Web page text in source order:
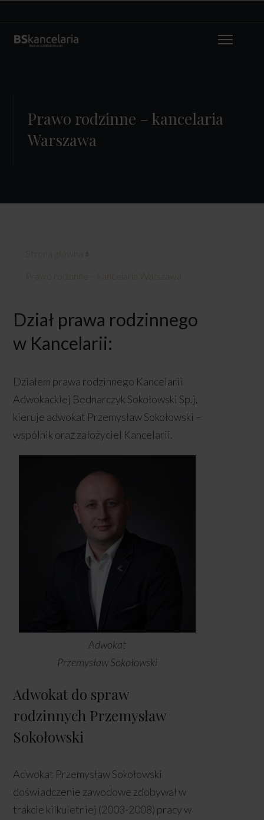
Prawo rodzinne – kancelaria
Warszawa
Strona główna »
Dział prawa rodzinnego
w Kancelarii:
Działem prawa rodzinnego Kancelarii
Adwokackiej Bednarczyk Sokołowski Sp.j.
kieruje adwokat Przemysław Sokołowski –
wspólnik oraz założyciel Kancelarii.
Adwokat
Przemysław Sokołowski
Adwokat do spraw
rodzinnych Przemysław
Sokołowski
Adwokat Przemysław Sokołowski
doświadczenie zawodowe zdobywał w
trakcie kilkuletniej (2003-2008) pracy w